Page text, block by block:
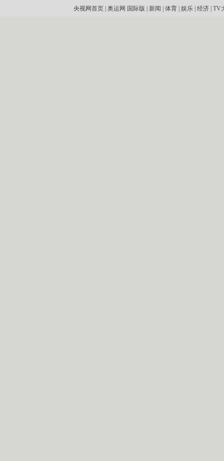
央视网首页| 奥运网 国际版 新闻 体育| 娱乐| 经济| TV